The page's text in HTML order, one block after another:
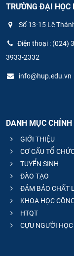
TRƯỜNG ĐẠI HỌC
Số 13-15 Lê
Điện thoại : (024)
3933-2332
info@hup.edu.vn
DANH MỤC CHÍNH
GIỚI THIỆU
CƠ CẤU TỔ
TUYỂN SINH
ĐÀO TẠO
ĐẢM BẢO CHẤT
KHOA HỌC
HTQT
CỰU NGƯỜI HỌC